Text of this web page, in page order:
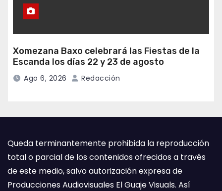
Xomezana Baxo celebrará las Fiestas de la
Escanda los días 22 y 23 de agosto
Ago 6, 2026 Redacción
Queda terminantemente prohibida la reproducción
total o parcial de los contenidos ofrecidos a través
de este medio, salvo autorización expresa de
Producciones Audiovisuales El Guaje Visuals. Así